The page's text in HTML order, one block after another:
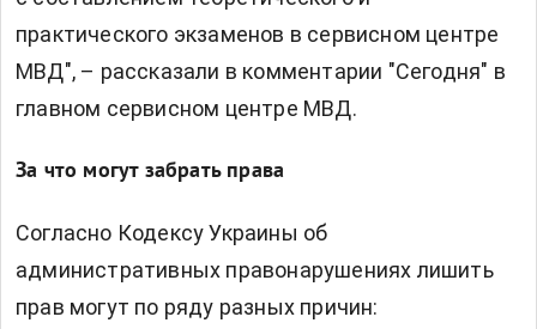
практического экзаменов в сервисном центре
МВД", – рассказали в комментарии "Сегодня" в
главном сервисном центре МВД.
За что могут забрать права
Согласно Кодексу Украины об
административных правонарушениях лишить
прав могут по ряду разных причин: